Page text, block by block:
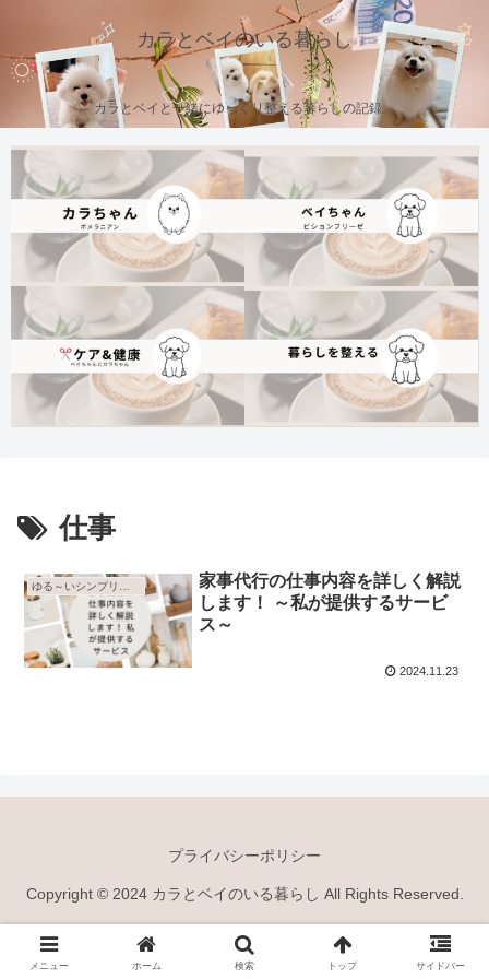
カラとベイのいる暮らし
カラとベイと一緒にゆっくり整える暮らしの記録。
仕事
家事代行の仕事内容を詳しく解説
します！ ～私が提供するサービ
ス～
2024.11.23
プライバシーポリシー
Copyright © 2024 カラとベイのいる暮らし All Rights Reserved.
メニュー ホーム 検索 トップ サイドバー